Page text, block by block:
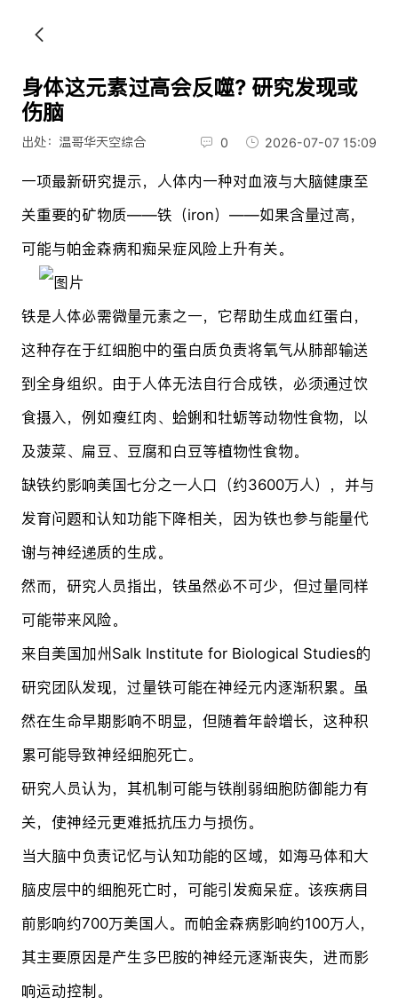
身体这元素过高会反噬? 研究发现或
伤脑
出处：温哥华天空综合 0 2026-07-07 15:09
一项最新研究提示，人体内一种对血液与大脑健康至
关重要的矿物质——铁（iron）——如果含量过高，
可能与帕金森病和痴呆症风险上升有关。
铁是人体必需微量元素之一，它帮助生成血红蛋白，
这种存在于红细胞中的蛋白质负责将氧气从肺部输送
到全身组织。由于人体无法自行合成铁，必须通过饮
食摄入，例如瘦红肉、蛤蜊和牡蛎等动物性食物，以
及菠菜、扁豆、豆腐和白豆等植物性食物。
缺铁约影响美国七分之一人口（约3600万人），并与
发育问题和认知功能下降相关，因为铁也参与能量代
谢与神经递质的生成。
然而，研究人员指出，铁虽然必不可少，但过量同样
可能带来风险。
来自美国加州Salk Institute for Biological Studies的
研究团队发现，过量铁可能在神经元内逐渐积累。虽
然在生命早期影响不明显，但随着年龄增长，这种积
累可能导致神经细胞死亡。
研究人员认为，其机制可能与铁削弱细胞防御能力有
关，使神经元更难抵抗压力与损伤。
当大脑中负责记忆与认知功能的区域，如海马体和大
脑皮层中的细胞死亡时，可能引发痴呆症。该疾病目
前影响约700万美国人。而帕金森病影响约100万人，
其主要原因是产生多巴胺的神经元逐渐丧失，进而影
响运动控制。